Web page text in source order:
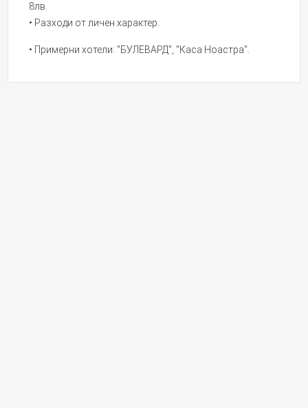
8лв.
• Разходи от личен характер.
• Примерни хотели: "БУЛЕВАРД", "Каса Ноастра".